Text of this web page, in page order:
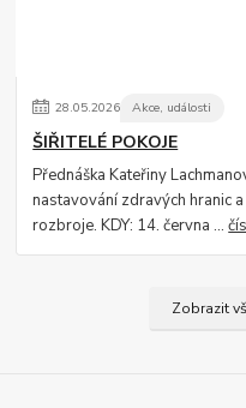
28.05.2026 Akce, události
ŠIŘITELÉ POKOJE
Přednáška Kateřiny
nastavování zdravých hranic
rozbroje. KDY: 14. června ...
Zobrazit